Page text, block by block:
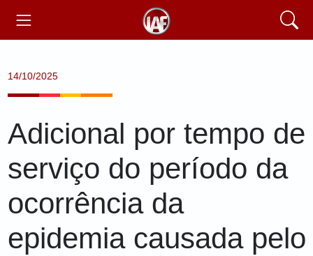
14/10/2025
Adicional por tempo de
serviço do período da
ocorrência da
epidemia causada pelo